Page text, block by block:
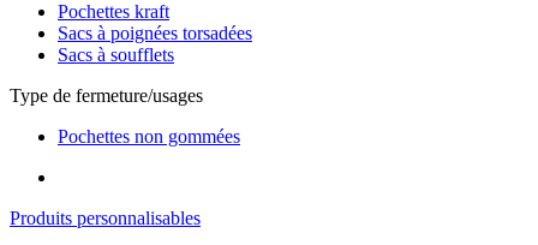
Pochettes kraft
Sacs à poignées torsadées
Sacs à soufflets
Type de fermeture/usages
Pochettes non gommées
Produits personnalisables